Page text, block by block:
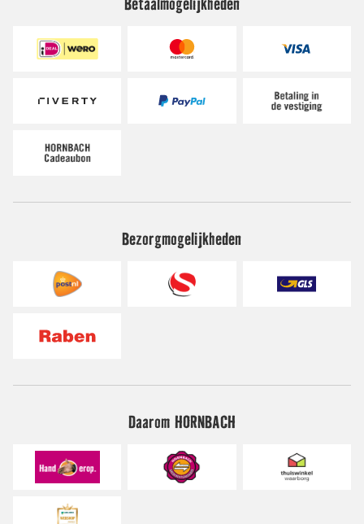
Bezorgmogelijkheden
Daarom HORNBACH